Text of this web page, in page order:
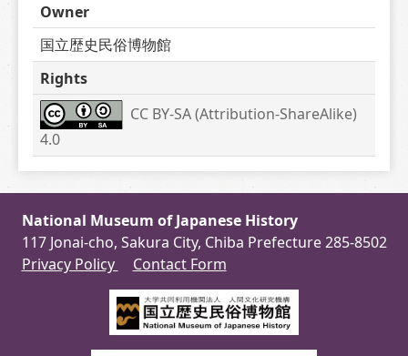
Owner
国立歴史民俗博物館
Rights
CC BY-SA (Attribution-ShareAlike)
4.0
National Museum of Japanese History
117 Jonai-cho, Sakura City, Chiba Prefecture 285-8502
Privacy Policy
Contact Form